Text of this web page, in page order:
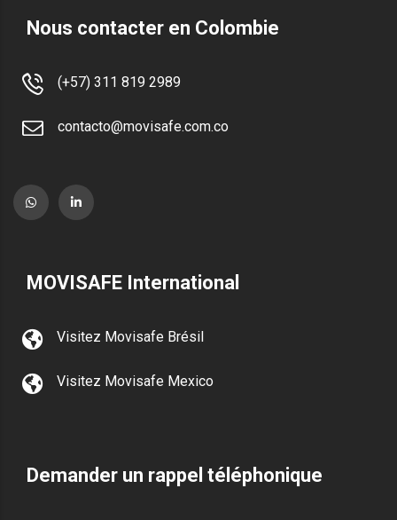
Nous contacter en Colombie
(+57) 311 819 2989
contacto@movisafe.com.co
MOVISAFE International
Visitez Movisafe Brésil
Visitez Movisafe Mexico
Demander un rappel téléphonique